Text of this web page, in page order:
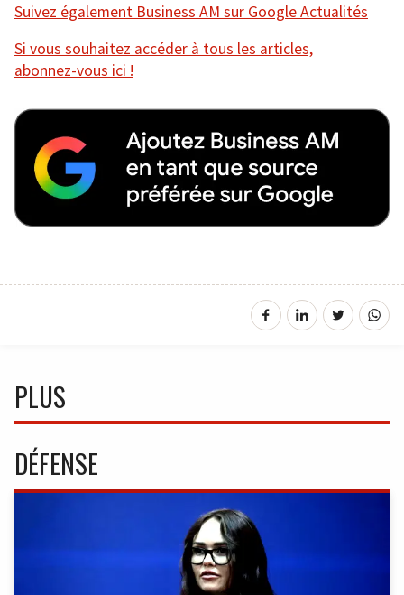
Suivez également Business AM sur Google Actualités
Si vous souhaitez accéder à tous les articles,
abonnez-vous ici !
PLUS
DÉFENSE